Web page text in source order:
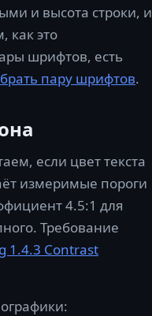
и высота строки, и
как это
шрифтов, есть
пару шрифтов.
если цвет текста
измеримые пороги
4.5:1 для
Требование
1.4.3 Contrast